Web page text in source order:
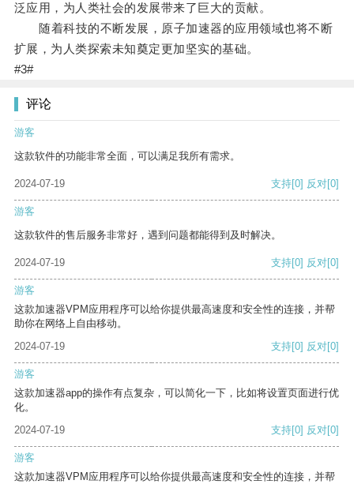
泛应用，为人类社会的发展带来了巨大的贡献。
随着科技的不断发展，原子加速器的应用领域也将不断
扩展，为人类探索未知奠定更加坚实的基础。
#3#
评论
游客
这款软件的功能非常全面，可以满足我所有需求。
2024-07-19 支持[0] 反对[0]
游客
这款软件的售后服务非常好，遇到问题都能得到及时解决。
2024-07-19 支持[0] 反对[0]
游客
这款加速器VPM应用程序可以给你提供最高速度和安全性的连接，并帮
助你在网络上自由移动。
2024-07-19
支持[0] 反对[0]
游客
这款加速器app的操作有点复杂，可以简化一下，比如将设置页面进行优
化。
2024-07-19
支持[0] 反对[0]
游客
这款加速器VPM应用程序可以给你提供最高速度和安全性的连接，并帮